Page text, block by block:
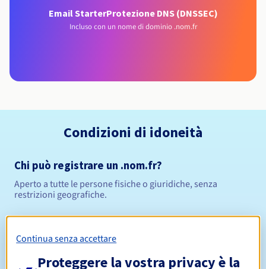
Email StarterProtezione DNS (DNSSEC)
Incluso con un nome di dominio .nom.fr
Condizioni di idoneità
Chi può registrare un .nom.fr?
Aperto a tutte le persone fisiche o giuridiche, senza
restrizioni geografiche.
Regole di gestione e notifiche
Continua senza accettare
Proteggere la vostra privacy è la